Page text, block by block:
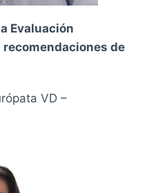
Evaluación
de
VD –